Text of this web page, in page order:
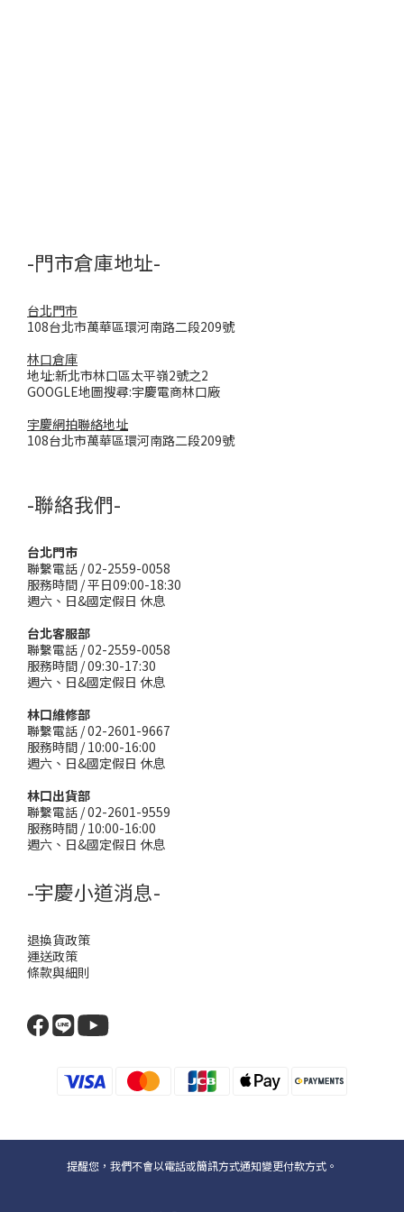
-門市倉庫地址-
台北門市
108台北市萬華區環河南路二段209號
林口倉庫
地址:新北市林口區太平嶺2號之2
GOOGLE地圖搜尋:宇慶電商林口廠
宇慶網拍聯絡地址
108台北市萬華區環河南路二段209號
-聯絡我們-
台北門市
聯繫電話 / 02-2559-0058
服務時間 / 平日09:00-18:30
週六、日&國定假日 休息
台北客服部
聯繫電話 / 02-2559-0058
服務時間 / 09:30-17:30
週六、日&國定假日 休息
林口維修部
聯繫電話 / 02-2601-9667
服務時間 / 10:00-16:00
週六、日&國定假日 休息
林口出貨部
聯繫電話 / 02-2601-9559
服務時間 / 10:00-16:00
週六、日&國定假日 休息
-宇慶小道消息-
退換貨政策
運送政策
條款與細則
提醒您，我們不會以電話或簡訊方式通知變更付款方式。